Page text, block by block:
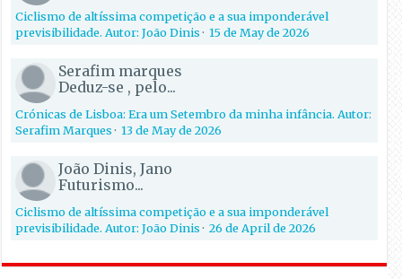
Ciclismo de altíssima competição e a sua imponderável
previsibilidade. Autor: João Dinis·15 de May de 2026
Serafim marques
Deduz-se , pelo...
Crónicas de Lisboa: Era um Setembro da minha infância. Autor:
Serafim Marques·13 de May de 2026
João Dinis, Jano
Futurismo...
Ciclismo de altíssima competição e a sua imponderável
previsibilidade. Autor: João Dinis·26 de April de 2026